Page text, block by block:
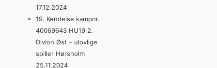
17.12.2024
19. Kendelse kampnr.
40069643 HU19 2.
Divion Øst – ulovlige
spiller Hørsholm
25.11.2024